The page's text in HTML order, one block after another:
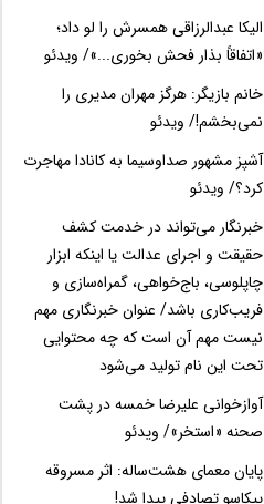
الیکا عبدالرزاقی همسرش را لو داد؛
«اتفاقاً بذار فحش بخوری...»/ ویدئو
خانم بازیگر: هرگز مهران مدیری را
نمی‌بخشم!/ ویدئو
آشپز مشهور صداوسیما به کانادا مهاجرت
کرد؟/ ویدئو
خبرنگار می‌تواند در خدمت کشف
حقیقت و اجرای عدالت یا اینکه ابزار
چاپلوسی، باج‌خواهی، گمراه‌سازی و
فریب‌کاری باشد/ عنوان خبرنگاری مهم
نیست مهم آن است که چه محتوایی
تحت این نام تولید می‌شود
آوازخوانی علیرضا خمسه در پشت
صحنه «استخر»/ ویدئو
پایان معمای هشت‌ساله: اثر مسروقه
پیکاسو تصادفی پیدا شد!